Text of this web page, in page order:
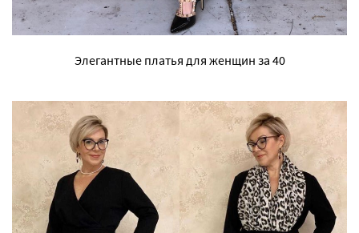
Элегантные платья для женщин за 40